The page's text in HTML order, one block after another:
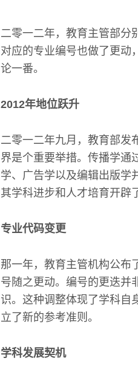
二零一二年，教育主管部分
对应的专业编号也做了更动
论一番。
2012年地位跃升
二零一二年九月，教育部发
界是个重要举措。传播学通
学、广告学以及编辑出版学
其学科进步和人才培育开辟
专业代码变更
那一年，教育主管机构公布
号随之更动。编号的更迭并
识。这种调整体现了学科自
立了新的参考准则。
学科发展契机